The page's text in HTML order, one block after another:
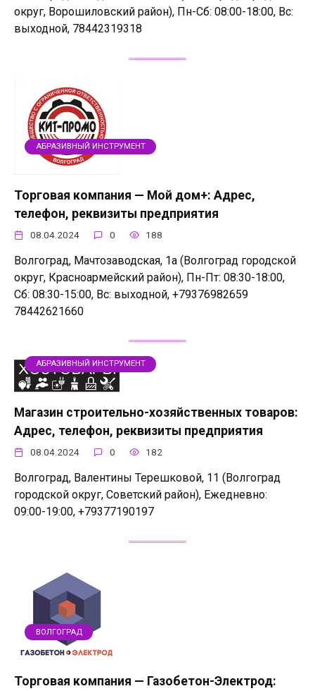
округ, Ворошиловский район), Пн-Сб: 08:00-18:00, Вс:
выходной, 78442319318
АБРАЗИВНЫЙ ИНСТРУМЕНТ
Торговая компания — Мой дом+: Адрес,
телефон, реквизиты предприятия
08.04.2024 0 188
Волгоград, Мачтозаводская, 1а (Волгоград городской
округ, Красноармейский район), Пн-Пт: 08:30-18:00,
Сб: 08:30-15:00, Вс: выходной, +79376982659
78442621660
АБРАЗИВНЫЙ ИНСТРУМЕНТ
Магазин строительно-хозяйственных товаров:
Адрес, телефон, реквизиты предприятия
08.04.2024 0 182
Волгоград, Валентины Терешковой, 11 (Волгоград
городской округ, Советский район), Ежедневно:
09:00-19:00, +79377190197
ВОЛГОГРАД
Торговая компания — Газобетон-Электрод: